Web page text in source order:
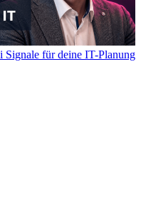
Signale für deine IT-Planung